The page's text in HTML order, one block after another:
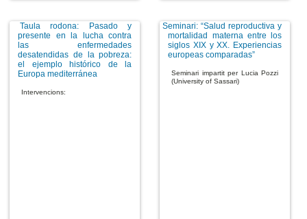
Taula rodona: Pasado y
presente en la lucha contra
las enfermedades
desatendidas de la pobreza:
el ejemplo histórico de la
Europa mediterránea
Intervencions:
Seminari: “Salud reproductiva y
mortalidad materna entre los
siglos XIX y XX. Experiencias
europeas comparadas”
Seminari impartit per Lucia Pozzi
(University of Sassari)